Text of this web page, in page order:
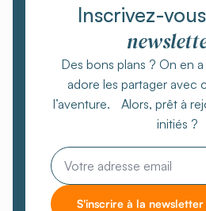
Inscrivez-
Des bons plans ? On en
adore les partager avec
l’aventure. Alors, prêt à
initiés ?
Email
S'inscrire à la newsletter